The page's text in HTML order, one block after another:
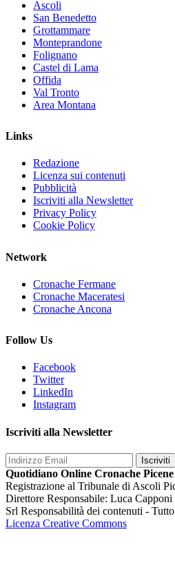
Ascoli
San Benedetto
Grottammare
Monteprandone
Folignano
Castel di Lama
Offida
Val Tronto
Area Montana
Links
Redazione
Licenza sui contenuti
Pubblicità
Iscriviti alla Newsletter
Privacy Policy
Cookie Policy
Network
Cronache Fermane
Cronache Maceratesi
Cronache Ancona
Follow Us
Facebook
Twitter
LinkedIn
Instagram
Iscriviti alla Newsletter
Iscriviti
Quotidiano Online Cronache Picene
Registrazione al Tribunale di Ascoli
Direttore Responsabile: Luca
Srl Responsabilità dei contenuti -
Licenza Creative Commons